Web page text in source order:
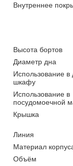
Внутреннее
Высота бортов
Диаметр дна
Использование в
шкафу
Использование в
посудомоечной
Крышка
Линия
Материал
Объём